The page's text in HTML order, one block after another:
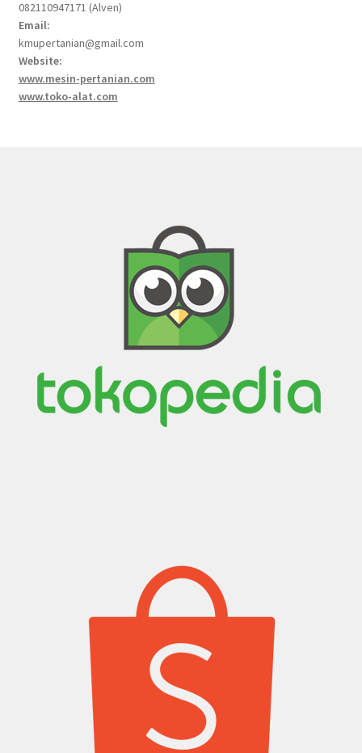
082110947171 (Alven)
Email:
kmupertanian@gmail.com
Website:
www.mesin-pertanian.com
www.toko-alat.com